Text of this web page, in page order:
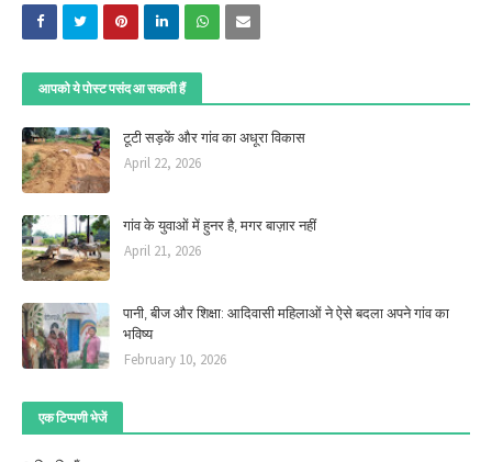
आपको ये पोस्ट पसंद आ सकती हैं
टूटी सड़कें और गांव का अधूरा विकास
April 22, 2026
गांव के युवाओं में हुनर है, मगर बाज़ार नहीं
April 21, 2026
पानी, बीज और शिक्षा: आदिवासी महिलाओं ने ऐसे बदला अपने गांव का
भविष्य
February 10, 2026
एक टिप्पणी भेजें